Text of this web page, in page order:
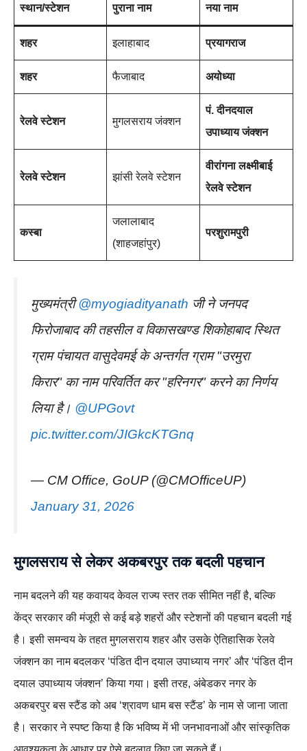
स्थान/स्टेशन पुराना नाम नया नाम
शहर इलाहाबाद प्रयागराज
शहर फैजाबाद अयोध्या
रेलवे स्टेशन मुगलसराय जंक्शन
पं. दीनदयाल
उपाध्याय जंक्शन
रेलवे स्टेशन झांसी रेलवे स्टेशन
वीरांगना लक्ष्मीबाई
रेलवे स्टेशन
कस्बा
जलालाबाद
(शाहजहांपुर)
परशुरामपुरी
मुख्यमंत्री@myogiadityanath जी ने जनपद
फिरोजाबाद की तहसील व विकासखण्ड शिकोहाबाद स्थित
ग्राम पंचायत वासुदेवमई के अन्तर्गत ग्राम "उरमुरा
किरार" का नाम परिवर्तित कर "हरिनगर" करने का निर्णय
लिया है। @UPGovt
pic.twitter.com/JIGkcKTGnq
— CM Office, GoUP (@CMOfficeUP)
January 31, 2026
मुगलसराय से लेकर अकबरपुर तक बदली पहचान
नाम बदलने की यह कवायद केवल राज्य स्तर तक सीमित नहीं है, बल्कि
केंद्र सरकार की मंजूरी से कई बड़े शहरों और स्टेशनों की पहचान बदली गई
है। इसी समन्वय के तहत मुगलसराय शहर और उसके ऐतिहासिक रेलवे
जंक्शन का नाम बदलकर ‘पंडित दीन दयाल उपाध्याय नगर’ और ‘पंडित दीन
दयाल उपाध्याय जंक्शन’ किया गया। इसी तरह, अंबेडकर नगर के
अकबरपुर बस स्टैंड को अब ‘श्रावण धाम बस स्टैंड’ के नाम से जाना जाता
है। सरकार ने स्पष्ट किया है कि भविष्य में भी जनभावनाओं और सांस्कृतिक